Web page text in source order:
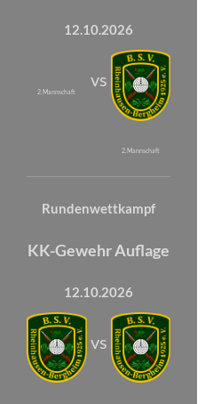
12.10.2026
2. Mannschaft
vs
2. Mannschaft
Rundenwettkampf
KK-Gewehr Auflage
12.10.2026
vs